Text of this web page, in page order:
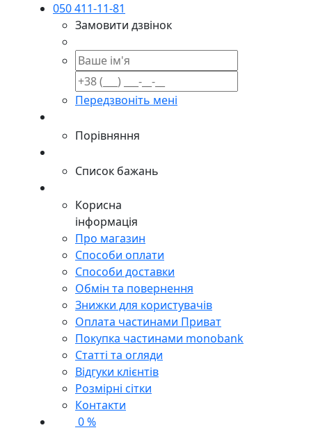
050 411-11-81
Замовити дзвінок
Передзвоніть мені
Порівняння
Список бажань
Корисна
інформація
Про магазин
Способи оплати
Способи доставки
Обмін та повернення
Знижки для користувачів
Оплата частинами Приват
Покупка частинами monobank
Статті та огляди
Відгуки клієнтів
Розмірні сітки
Контакти
0 %